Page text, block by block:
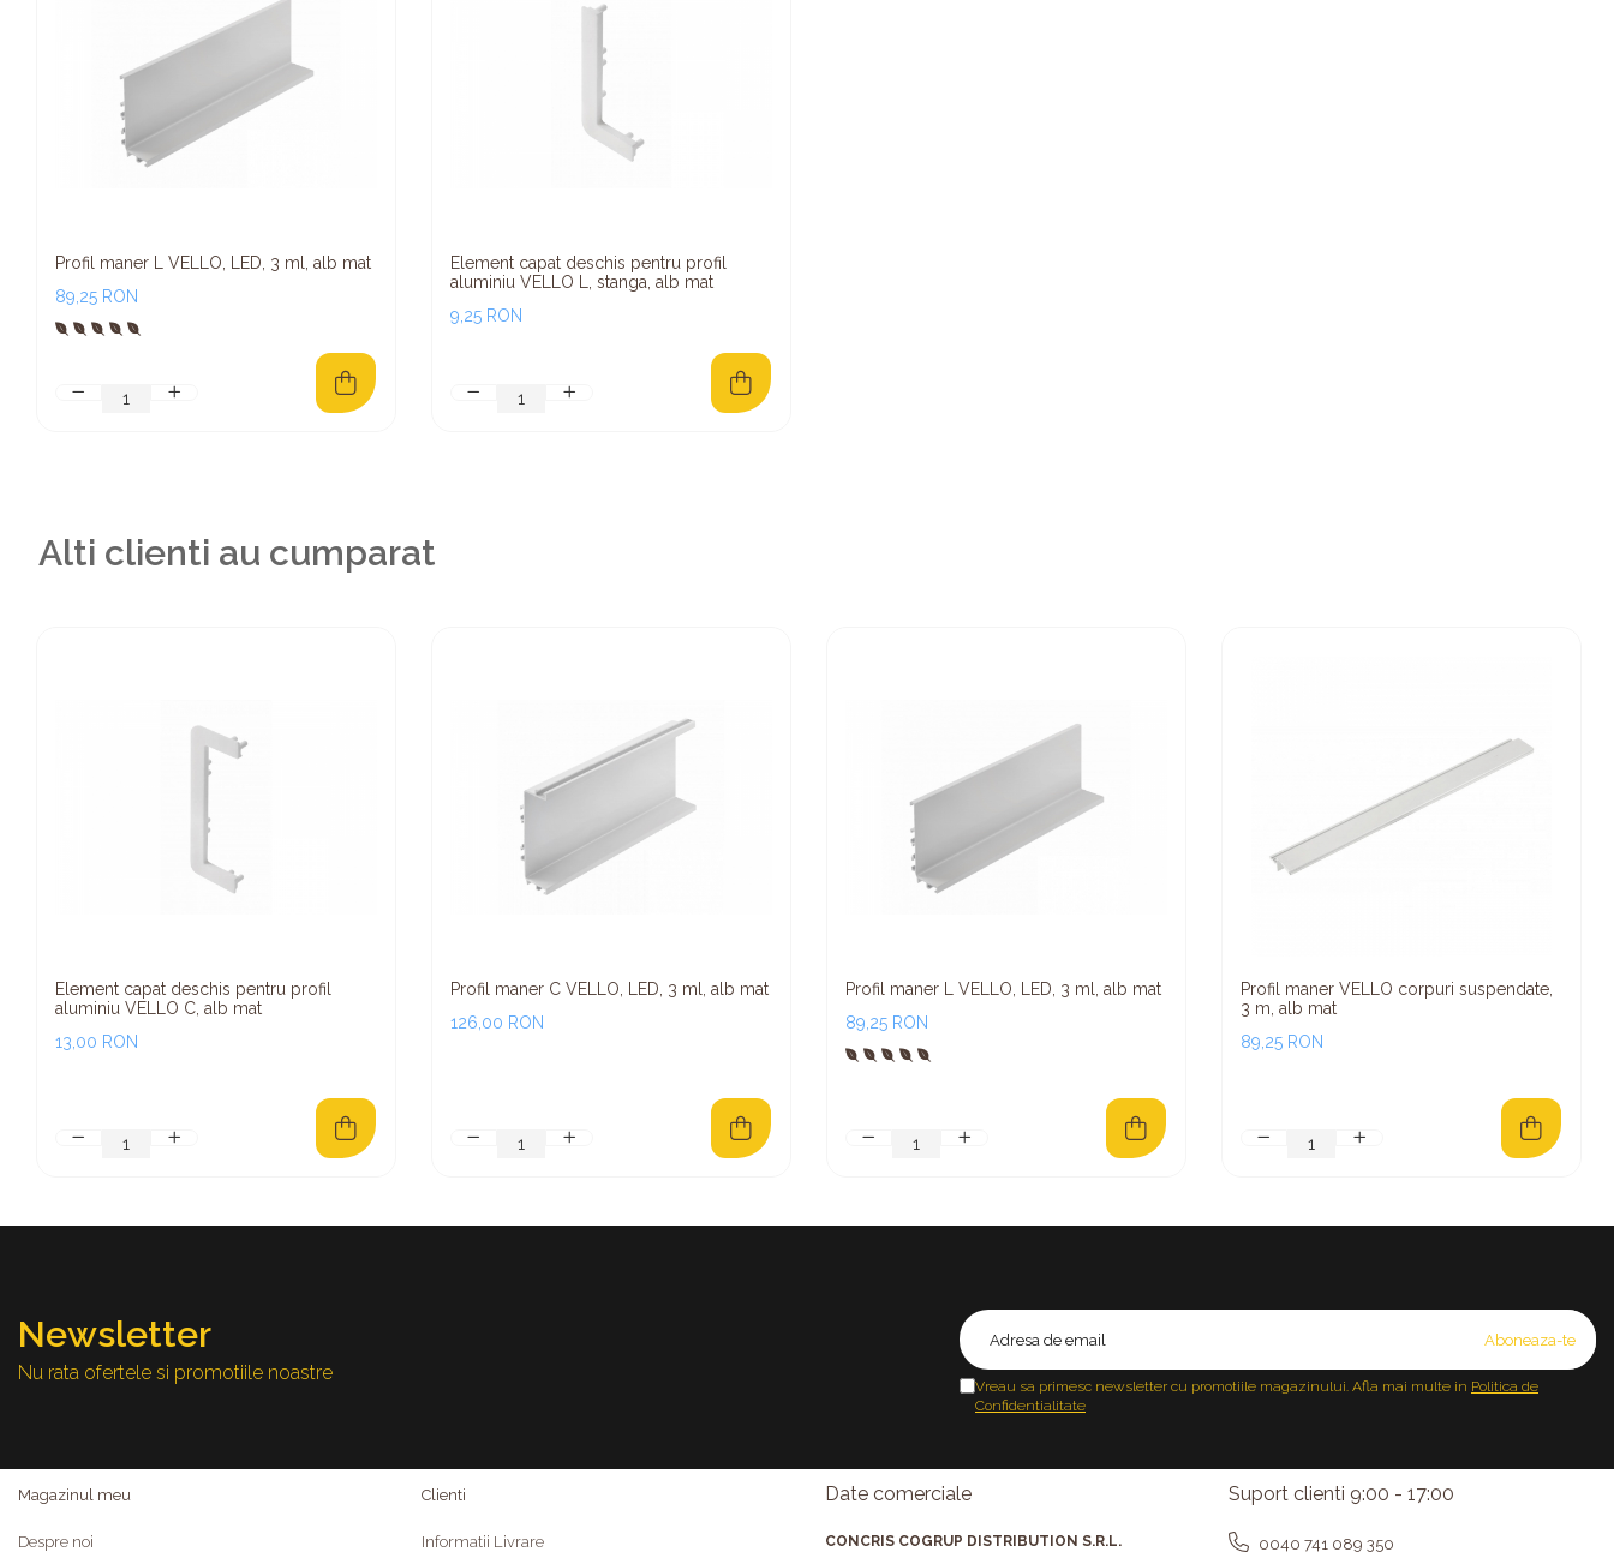
Profil maner L VELLO, LED, 3 ml, alb mat
89,25 RON
Element capat deschis pentru profil
aluminiu VELLO L, stanga, alb mat
9,25 RON
Alti clienti au cumparat
Element capat deschis pentru profil
aluminiu VELLO C, alb mat
13,00 RON
Profil maner C VELLO, LED, 3 ml, alb mat
126,00 RON
Profil maner L VELLO, LED, 3 ml, alb mat
89,25 RON
Profil maner VELLO corpuri suspendate,
3 m, alb mat
89,25 RON
Newsletter
Nu rata ofertele si promotiile noastre
Vreau sa primesc newsletter cu promotiile magazinului. Afla mai multe in Politica de
Confidentialitate
Magazinul meu
Despre noi
Clienti
Informatii Livrare
Date comerciale
CONCRIS COGRUP DISTRIBUTION S.R.L.
Suport clienti 9:00 - 17:00
0040 741 089 350